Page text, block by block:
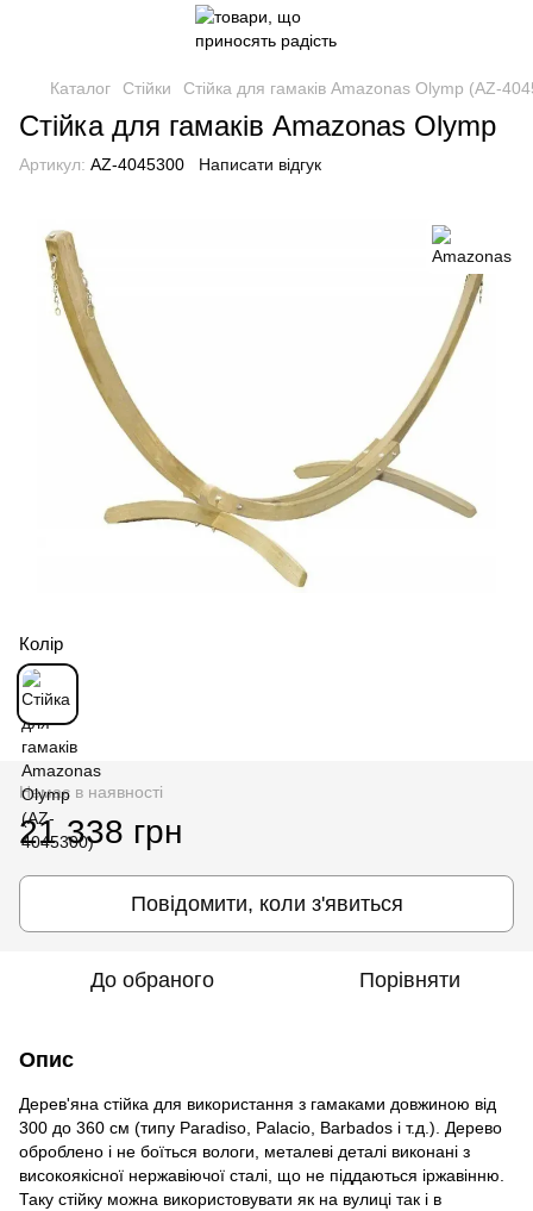
Каталог Стійки Стійка для гамаків Amazonas Olymp (AZ-
Стійка для гамаків Amazonas Olymp
Артикул: AZ-4045300 Написати відгук
Колір
Немає в наявності
21 338 грн
Повідомити, коли з'явиться
До обраного Порівняти
Опис
Дерев'яна стійка для використання з гамаками довжиною від
300 до 360 см (типу Paradiso, Palacio, Barbados і т.д.). Дерево
оброблено і не боїться вологи, металеві деталі виконані з
високоякісної нержавіючої сталі, що не піддаються іржавінню.
Таку стійку можна використовувати як на вулиці так і в